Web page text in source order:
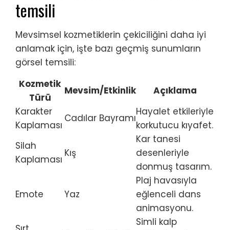
temsili
Mevsimsel kozmetiklerin çekiciliğini daha iyi
anlamak için, işte bazı geçmiş sunumların
görsel temsili:
Kozmetik
Türü
Mevsim/Etkinlik
Açıklama
Karakter
Kaplaması
Cadılar Bayramı
Hayalet etkileriyle
korkutucu kıyafet.
Silah
Kaplaması
Kış
Kar tanesi
desenleriyle
donmuş tasarım.
Emote Yaz
Plaj havasıyla
eğlenceli dans
animasyonu.
Simli kalp